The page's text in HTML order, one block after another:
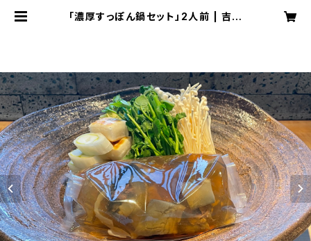
｢濃厚すっぽん鍋セット」2人前 | 吉祥